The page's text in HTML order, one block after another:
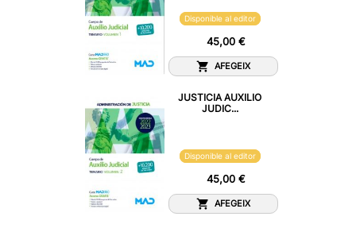
Disponible al editor
45,00 €
AFEGEIX
JUSTICIA AUXILIO
JUDIC...
Disponible al editor
45,00 €
AFEGEIX